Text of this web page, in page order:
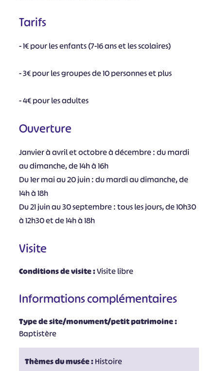
Tarifs
- 1€ pour les enfants (7-16 ans et les scolaires)
- 3€ pour les groupes de 10 personnes et plus
- 4€ pour les adultes
Ouverture
Janvier à avril et octobre à décembre : du mardi
au dimanche, de 14h à 16h
Du 1er mai au 20 juin : du mardi au dimanche, de
14h à 18h
Du 21 juin au 30 septembre : tous les jours, de 10h30
à 12h30 et de 14h à 18h
Visite
Conditions de visite :Visite libre
Informations complémentaires
Type de site/monument/petit patrimoine :
Baptistère
Thèmes du musée :Histoire